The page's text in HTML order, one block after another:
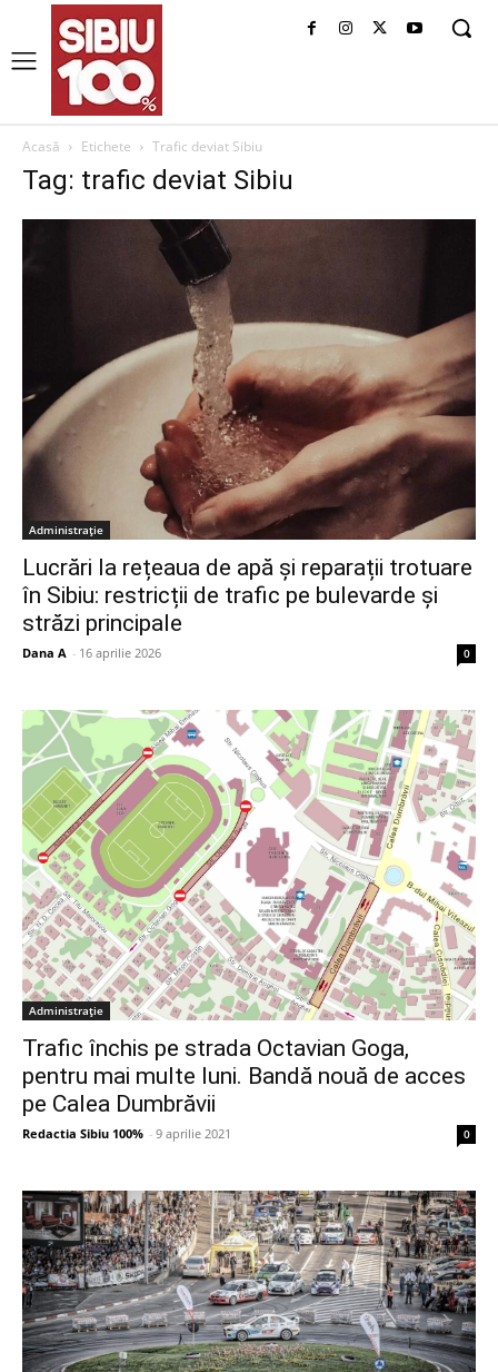
Acasă Etichete Trafic deviat Sibiu
Tag: trafic deviat Sibiu
Administrație
Lucrări la rețeaua de apă și reparații trotuare
în Sibiu: restricții de trafic pe bulevarde și
străzi principale
Dana A - 16 aprilie 2026 0
Administrație
Trafic închis pe strada Octavian Goga,
pentru mai multe luni. Bandă nouă de acces
pe Calea Dumbrăvii
Redactia Sibiu 100% - 9 aprilie 2021 0